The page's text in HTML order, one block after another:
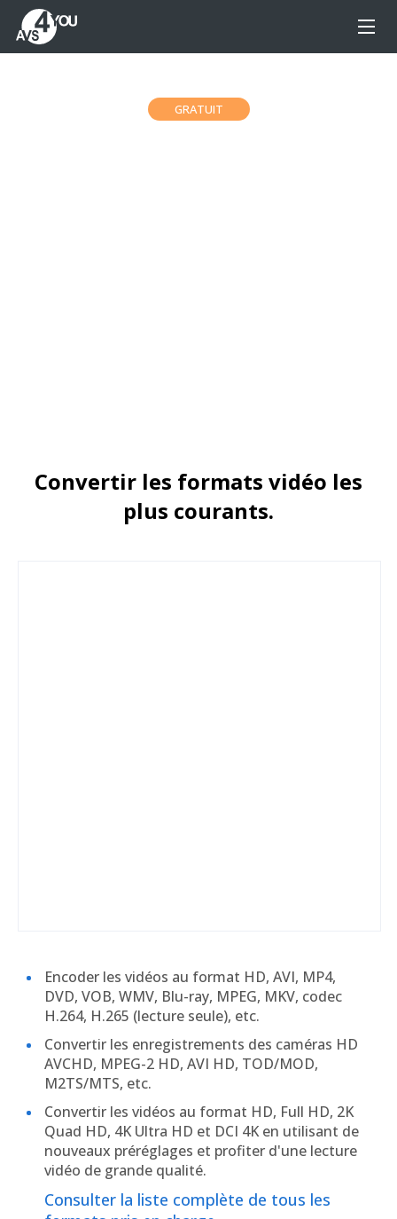
GRATUIT
Сonvertir les formats vidéo les
plus courants.
Encoder les vidéos au format HD, AVI, MP4,
DVD, VOB, WMV, Blu-ray, MPEG, MKV, codec
H.264, H.265 (lecture seule), etc.
Convertir les enregistrements des caméras HD
AVCHD, MPEG-2 HD, AVI HD, TOD/MOD,
M2TS/MTS, etc.
Convertir les vidéos au format HD, Full HD, 2K
Quad HD, 4K Ultra HD et DCI 4K en utilisant de
nouveaux préréglages et profiter d'une lecture
vidéo de grande qualité.
Consulter la liste complète de tous les